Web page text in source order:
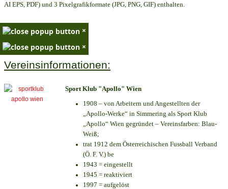
AI EPS, PDF) und 3 Pixelgrafikformate (JPG, PNG, GIF) enthalten.
×
×
Vereinsinformationen:
Sport Klub "Apollo" Wien
1908 – von Arbeitern und Angestellten der
„Apollo-Werke“ in Simmering als Sport Klub
„Apollo“ Wien gegründet – Vereinsfarben: Blau-
Weiß;
trat 1912 dem Österreichischen Fussball Verband
(Ö. F. V.) be
1943 = eingestellt
1945 = reaktiviert
1997 = aufgelöst